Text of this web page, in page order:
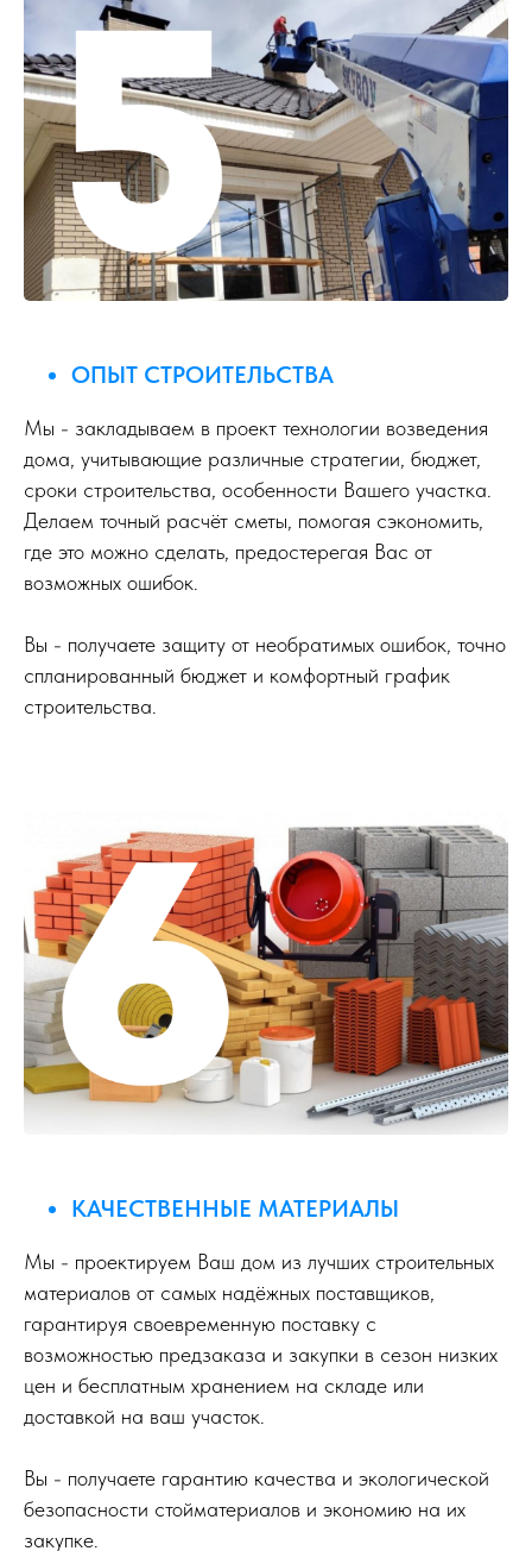
ОПЫТ СТРОИТЕЛЬСТВА
Мы - закладываем в проект технологии возведения
дома, учитывающие различные стратегии, бюджет,
сроки строительства, особенности Вашего участка.
Делаем точный расчёт сметы, помогая сэкономить,
где это можно сделать, предостерегая Вас от
возможных ошибок.
Вы - получаете защиту от необратимых ошибок, точно
спланированный бюджет и комфортный график
строительства.
КАЧЕСТВЕННЫЕ МАТЕРИАЛЫ
Мы - проектируем Ваш дом из лучших строительных
материалов от самых надёжных поставщиков,
гарантируя своевременную поставку с
возможностью предзаказа и закупки в сезон низких
цен и бесплатным хранением на складе или
доставкой на ваш участок.
Вы - получаете гарантию качества и экологической
безопасности стойматериалов и экономию на их
закупке.